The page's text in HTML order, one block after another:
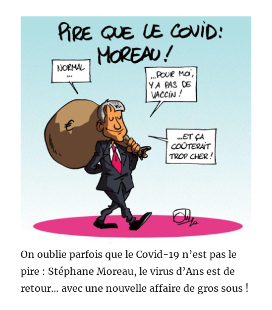
On oublie parfois que le Covid-19 n’est pas le
pire : Stéphane Moreau, le virus d’Ans est de
retour… avec une nouvelle affaire de gros sous !